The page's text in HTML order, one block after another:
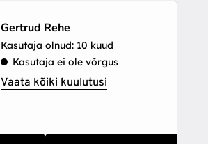
Gertrud Rehe
Kasutaja olnud: 10 kuud
Kasutaja ei ole võrgus
Vaata kõiki kuulutusi